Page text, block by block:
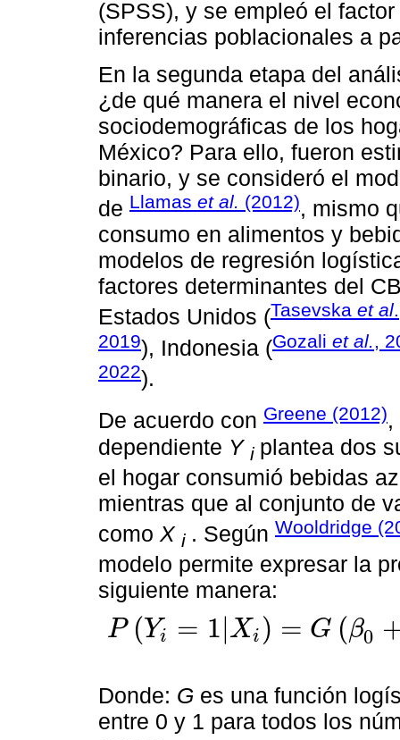
(SPSS), y se empleó el
inferencias poblacionales a
En la segunda etapa del
¿de qué manera el nivel
sociodemográficas de los
México? Para ello, fueron
binario, y se consideró el
de Llamas et al. (2012), mismo
consumo en alimentos y
modelos de regresión
factores determinantes del
Estados Unidos (Tasevska et al
2019), Indonesia (Gozali et al.,
2022).
De acuerdo con Greene (2012),
dependiente Y i plantea dos
el hogar consumió bebidas
mientras que al conjunto de
como X i . Según Wooldridge
modelo permite expresar la
siguiente manera:
P (Yi = 1 Xi ) = G (β0
PY 1 Xi= G 0+β1 X1+ …+β kX k Gβ0 Xβ= G( Xiβi)
Donde: G es una función
entre 0 y 1 para todos los